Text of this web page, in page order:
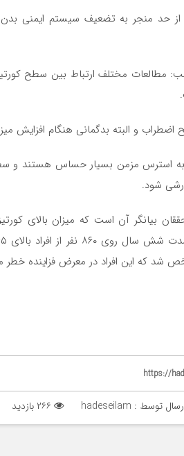
حد منجر به تضعیف سیستم ایمنی بدن
مطالعات مختلف ارتباط بین سطح
و البته بدگمانی هنگام افزایش
به استرس مزمن بسیار حساس هستند و
شود.
بیانگر آن است که میزان بالای
که این افراد در معرض فزاینده خطر
https://
توسط : hadeseilam